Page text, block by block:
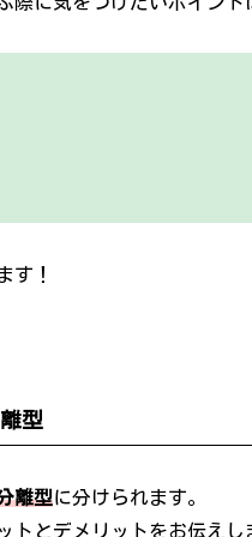
す！
型
離型に分けられます。
トとデメリットをお伝えし